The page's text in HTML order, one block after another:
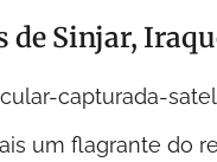
de Sinjar,
um flagrante do